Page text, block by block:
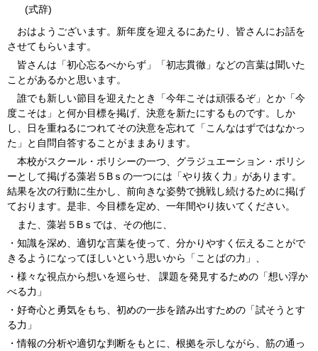
(式辞)
おはようございます。新年度を迎えるにあたり、皆さんにお話を
させてもらいます。
皆さんは「初心忘るべからず」「初志貫徹」などの言葉は聞いた
ことがあるかと思います。
誰でも新しい節目を迎えたとき「今年こそは頑張るぞ」とか「今
度こそは」と何か目標を掲げ、決意を新たにするものです。しか
し、日を重ねるにつれてその決意を忘れて「こんなはずではなかっ
た」と自問自答することがままあります。
本校がスクール・ポリシーの一つ、グラジュエーション・ポリシ
ーとして掲げる藻岩５Bｓの一つには「やり抜く力」があります。
結果を次の行動に生かし、前向きな姿勢で挑戦し続けるために掲げ
ております。是非、今目標を定め、一年間やり抜いてください。
また、藻岩５Bｓでは、その他に、
・知識を深め、適切な言葉を使って、分かりやすく伝えることがで
きるようになってほしいという思いから「ことばの力」、
・様々な視点から想いを巡らせ、 課題を発見するための「想い浮か
べる力」
・好奇心と勇気をもち、初めの一歩を踏み出すための「試そうとす
る力」
・情報の分析や適切な判断をもとに、根拠を示しながら、筋の通っ